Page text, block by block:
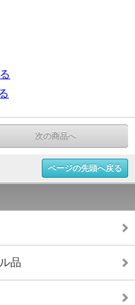
次の商品へ
ページの先頭へ戻る
品